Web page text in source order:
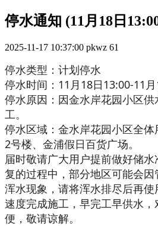
停水通知 (11月18日
2025-11-17 10:37:00 pkwz 61
停水类型：计划停水
停水时间：11月18日13:00-11
停水原因：因金水岸花园小区
工。
停水区域：金水岸花园小区全体
2号楼、金浦假日百货广场。
届时敬请广大用户提前做好储
复的过程中，部分地区可能会
浑水现象，请将浑水排尽后再
速度完成施工，早完工早供水
便，敬请谅解。